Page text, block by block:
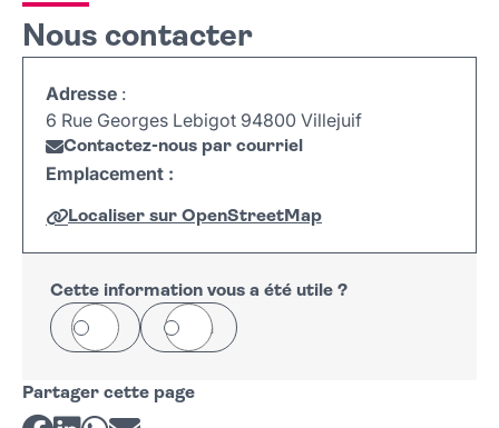
Nous contacter
Adresse :
6 Rue Georges Lebigot 94800 Villejuif
Contactez-nous par courriel
Emplacement :
Localiser sur OpenStreetMap
+
−
Leaflet
Cette information vous a été utile ?
Oui Non
Partager cette page
Partager sur Facebook
Partager sur LinkedIn
Partager sur Whatsapp
Partager par courriel